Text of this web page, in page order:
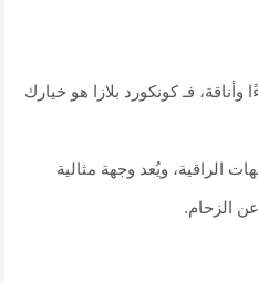
فـ كونكورد بلازا هو خيارك
الراقية، ويُعد وجهة مثالية
عن الزحام.